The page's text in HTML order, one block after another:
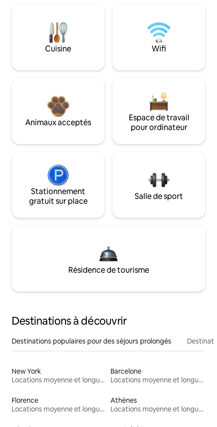
Cuisine Wifi
Animaux acceptés
Espace de travail
pour ordinateur
Stationnement
gratuit sur place
Salle de sport
Résidence de tourisme
Destinations à découvrir
Destinations populaires pour des séjours prolongés
New York
Locations moyenne et longue durée
Barcelone
Locations moyenne et longue durée
Florence
Locations moyenne et longue durée
Athènes
Locations moyenne et longue durée